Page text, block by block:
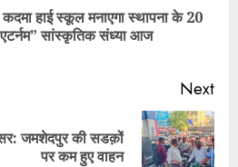
कदमा हाई स्कूल मनाएगा स्थापना के 20
एटर्नम” सांस्कृतिक संध्या आज
Next
जमशेदपुर की सडक़ों
पर कम हुए वाहन